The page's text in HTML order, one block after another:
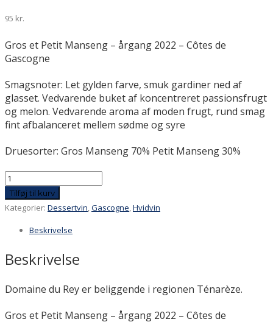
95 kr.
Gros et Petit Manseng – årgang 2022 – Côtes de
Gascogne
Smagsnoter: Let gylden farve, smuk gardiner ned af
glasset. Vedvarende buket af koncentreret passionsfrugt
og melon. Vedvarende aroma af moden frugt, rund smag
fint afbalanceret mellem sødme og syre
Druesorter: Gros Manseng 70% Petit Manseng 30%
Domaine
du
Rey
Petit
antal
Tilføj til kurv
Kategorier: Dessertvin Gascogne Hvidvin
Beskrivelse
Beskrivelse
Domaine du Rey er beliggende i regionen Ténarèze.
Gros et Petit Manseng – årgang 2022 – Côtes de